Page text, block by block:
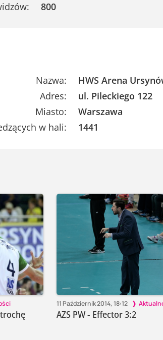
800
Nazwa:
HWS Arena
Adres:
ul. Pileckiego 122
Miasto:
Warszawa
w hali:
1441
11 Październik 2014, 18:12
AZS PW - Effector 3:2